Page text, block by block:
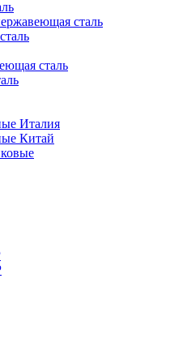
сталь
сталь
Италия
Китай